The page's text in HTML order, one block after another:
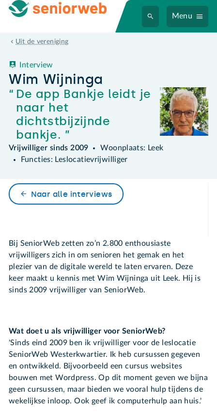
Menu
Uit de vereniging
Wim Wijninga
Wim Wijninga
Interview
De app Bankje leidt je
naar het
dichtstbijzijnde
bankje.
Vrijwilliger sinds 2009
Woonplaats: Leek
Functies: Leslocatievrijwilliger
Naar alle interviews
Bij SeniorWeb zetten zo’n 2.800 enthousiaste
vrijwilligers zich in om senioren het gemak en het
plezier van de digitale wereld te laten ervaren. Deze
keer maakt u kennis met Wim Wijninga uit Leek. Hij is
sinds 2009 vrijwilliger van SeniorWeb.
Wat doet u als vrijwilliger voor SeniorWeb?
'Sinds eind 2009 ben ik vrijwilliger voor de leslocatie
SeniorWeb Westerkwartier. Ik heb cursussen gegeven
en ontwikkeld. Bijvoorbeeld een cursus websites
bouwen met Wordpress. Op dit moment geven we bijna
geen cursussen, maar bieden we vooral hulp tijdens de
wekelijkse inloop. Ook geef ik computerhulp aan huis.'